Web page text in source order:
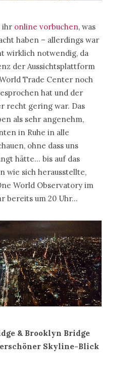
ihr online vorbuchen, was
haben – allerdings war
wirklich notwendig, da
der Aussichtsplattform
Trade Center noch
hat und der
recht gering war. Das
als sehr angenehm,
in Ruhe in alle
ohne dass uns
hätte… bis auf das
wie sich herausstellte,
World Observatory im
bereits um 20 Uhr…
& Brooklyn Bridge
Skyline-Blick